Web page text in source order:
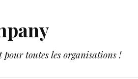
toutes les organisations !